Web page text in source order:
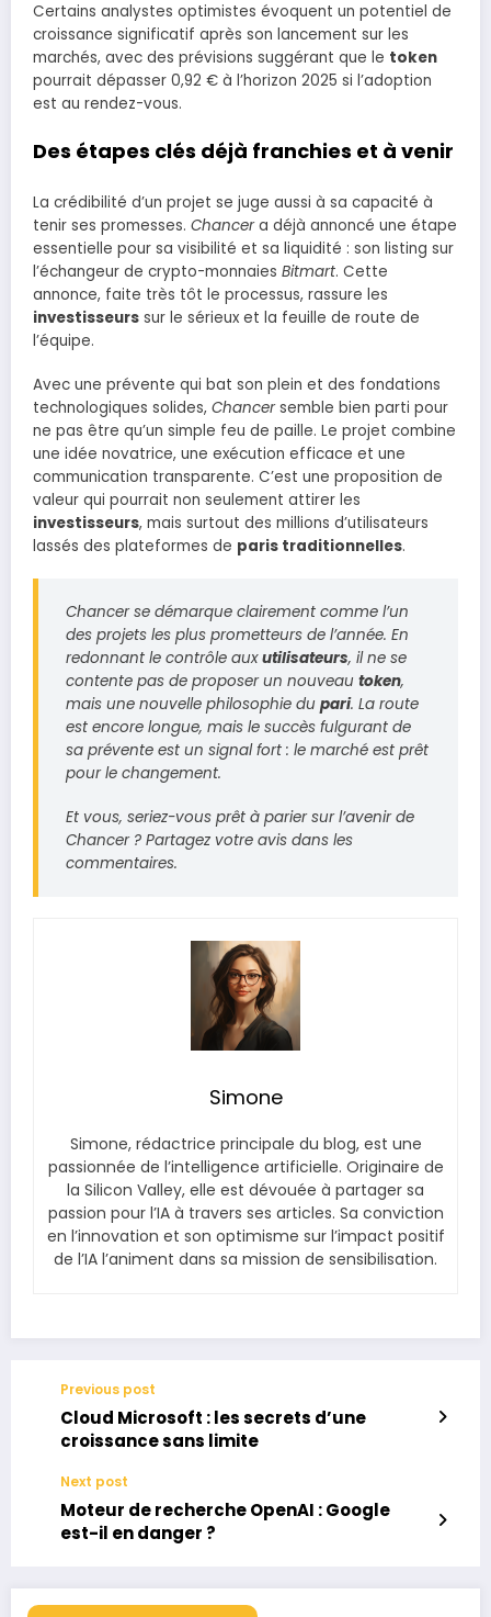
Certains analystes optimistes évoquent un potentiel de
croissance significatif après son lancement sur les
marchés, avec des prévisions suggérant que le token
pourrait dépasser 0,92 € à l’horizon 2025 si l’adoption
est au rendez-vous.
Des étapes clés déjà franchies et à venir
La crédibilité d’un projet se juge aussi à sa capacité à
tenir ses promesses. Chancera déjà annoncé une étape
essentielle pour sa visibilité et sa liquidité : son listing sur
l’échangeur de crypto-monnaies Bitmart. Cette
annonce, faite très tôt le processus, rassure les
investisseurs sur le sérieux et la feuille de route de
l’équipe.
Avec une prévente qui bat son plein et des fondations
technologiques solides, Chancersemble bien parti pour
ne pas être qu’un simple feu de paille. Le projet combine
une idée novatrice, une exécution efficace et une
communication transparente. C’est une proposition de
valeur qui pourrait non seulement attirer les
investisseurs, mais surtout des millions d’utilisateurs
lassés des plateformes de paris traditionnelles.
Chancerse démarque clairement comme l’un
des projets les plus prometteurs de l’année. En
redonnant le contrôle auxutilisateurs, il ne se
contente pas de proposer un nouveau token,
mais une nouvelle philosophie du pari. La route
est encore longue, mais le succès fulgurant de
sa prévente est un signal fort : le marché est prêt
pour le changement.
Et vous, seriez-vous prêt à parier sur l’avenir de
Chancer? Partagez votre avis dans les
commentaires.
Simone
Simone, rédactrice principale du blog, est une
passionnée de l’intelligence artificielle. Originaire de
la Silicon Valley, elle est dévouée à partager sa
passion pour l’IA à travers ses articles. Sa conviction
en l’innovation et son optimisme sur l’impact positif
de l’IA l’animent dans sa mission de sensibilisation.
Previous post
Cloud Microsoft : les secrets d’une
croissance sans limite
Next post
Moteur de recherche OpenAI : Google
est-il en danger ?